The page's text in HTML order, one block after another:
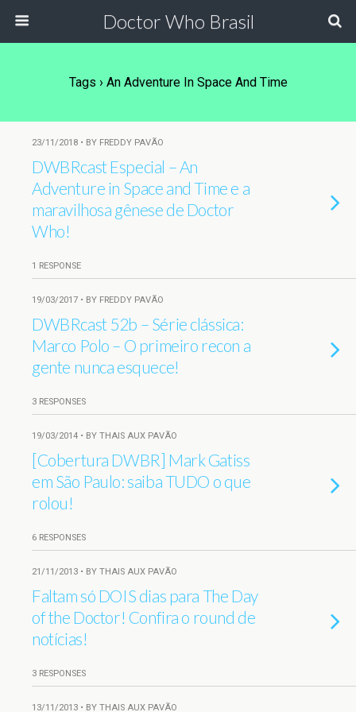
Doctor Who Brasil
Tags › An Adventure In Space And Time
23/11/2018 • BY FREDDY PAVÃO
DWBRcast Especial – An
Adventure in Space and Time e a
maravilhosa gênese de Doctor
Who!
1 RESPONSE
19/03/2017 • BY FREDDY PAVÃO
DWBRcast 52b – Série clássica:
Marco Polo – O primeiro recon a
gente nunca esquece!
3 RESPONSES
19/03/2014 • BY THAIS AUX PAVÃO
[Cobertura DWBR] Mark Gatiss
em São Paulo: saiba TUDO o que
rolou!
6 RESPONSES
21/11/2013 • BY THAIS AUX PAVÃO
Faltam só DOIS dias para The Day
of the Doctor! Confira o round de
notícias!
3 RESPONSES
13/11/2013 • BY THAIS AUX PAVÃO